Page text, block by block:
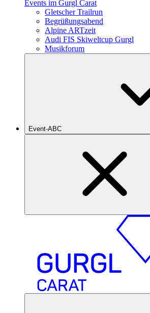
Events im Gurgl Carat
Gletscher Trailrun
Begrüßungsabend
Alpine ARTzeit
Audi FIS Skiweltcup Gurgl
Musikforum
Event-ABC